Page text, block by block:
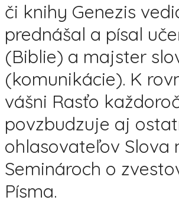
či knihy Genezis
prednášal a písal
(Biblie) a majster
(komunikácie). K
vášni Rasťo
povzbudzuje aj
ohlasovateľov Slova
Seminároch o
Písma.